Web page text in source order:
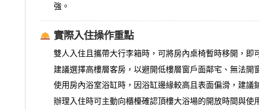
強。
實際入住操作重點
雙人入住且攜帶大行李箱時，可將房內桌椅暫時移開，即
建議選擇高樓層客房，以避開低樓層窗戶面鄰宅、無法開
使用房內浴室浴缸時，因浴缸邊緣較高且表面偏滑，建議
辦理入住時可主動向櫃檯確認頂樓大浴場的開放時間與使